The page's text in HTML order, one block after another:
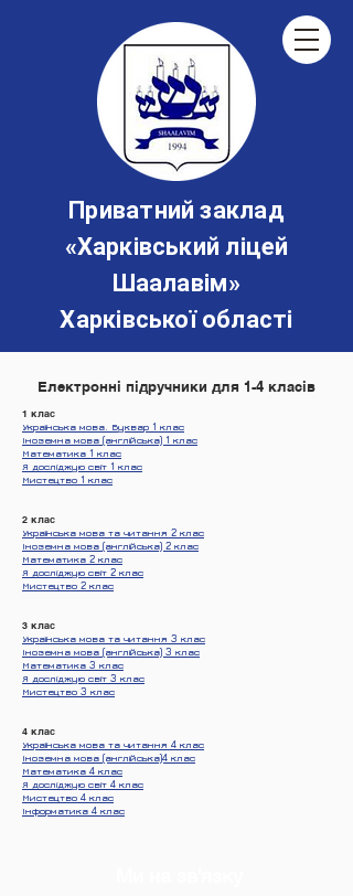
Приватний заклад
«‎Харківський ліцей
Шаалавім»
Харківської області
Електронні підручники для 1-4 класів
1 клас
Українська мова. Буквар 1 клас
Іноземна мова (англійська) 1 клас
Математика 1 клас
Я досліджую світ 1 клас
Мистецтво 1 клас
2 клас
Українська мова та читання 2 клас
Іноземна мова (англійська) 2 клас
Математика 2 клас
Я досліджую світ 2 клас
Мистецтво 2 клас
3 клас
Українська мова та читання 3 клас
Іноземна мова (англійська) 3 клас
Математика 3 клас
Я досліджую світ 3 клас
Мистецтво 3 клас
4 клас
Українська мова та читання 4 клас
Іноземна мова (англійська)4 клас
Математика 4 клас
Я досліджую світ 4 клас
Мистецтво 4 клас
Інформатика 4 клас